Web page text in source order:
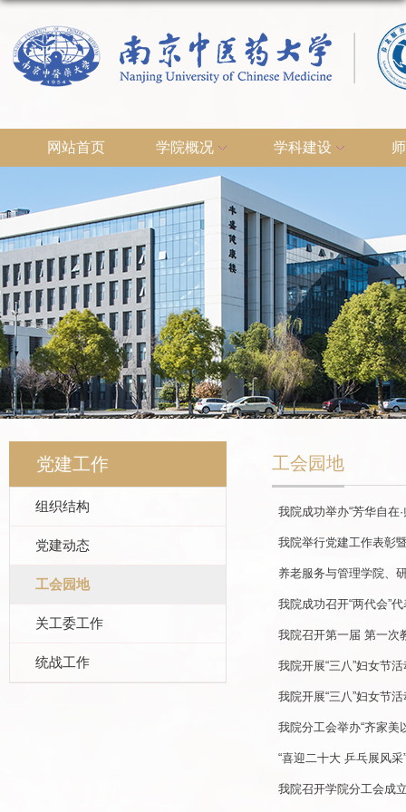
网站首页 学院概况 学科建设
党建工作
组织结构
党建动态
工会园地
关工委工作
统战工作
工会园地
我院成功举办“芳华自在
我院举行党建工作表彰
养老服务与管理学院、
我院成功召开“两代会”
我院召开第一届 第一次
我院开展“三八”妇女节活
我院开展“三八”妇女节活
我院分工会举办“齐家美
“喜迎二十大 乒乓展风
我院召开学院分工会成